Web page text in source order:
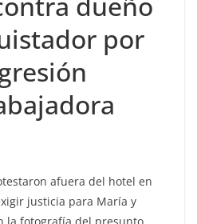
por
afuera del hotel en
justicia para María y